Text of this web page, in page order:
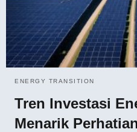
ENERGY TRANSITION
Tren Investasi
Menarik